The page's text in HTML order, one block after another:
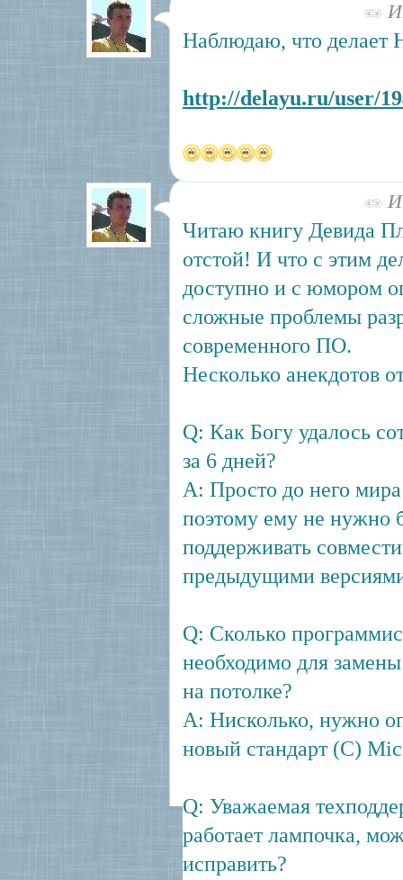
Наблюдаю, что делает
http://delayu.ru/user/
Читаю книгу Девида
отстой! И что с этим
доступно и с юмором
сложные проблемы
современного ПО.
Несколько анекдотов
Q: Как Богу удалось
за 6 дней?
A: Просто до него
поэтому ему не нужно
поддерживать
предыдущими
Q: Сколько
необходимо для
на потолке?
A: Нисколько, нужно
новый стандарт (C)
Q: Уважаемая
работает лампочка,
исправить?